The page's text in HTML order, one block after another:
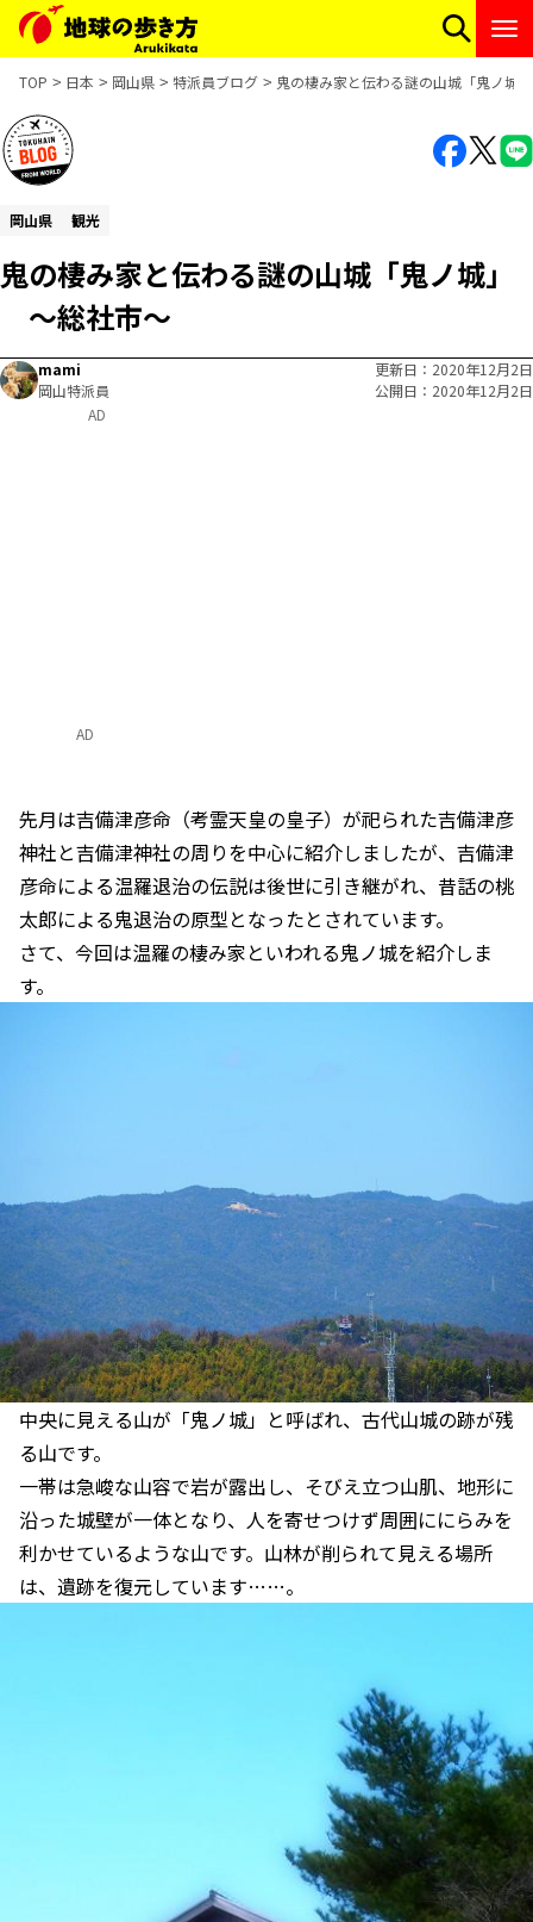
TOP 日本 岡山県 特派員ブログ 鬼の棲み家と伝わる謎の山城「鬼ノ城
岡山県 観光
鬼の棲み家と伝わる謎の山城「鬼ノ城」
～総社市～
mami
岡山特派員
更新日
2020年12月2日
公開日
2020年12月2日
AD
先月は吉備津彦命（考霊天皇の皇子）が祀られた吉備津彦
神社と吉備津神社の周りを中心に紹介しましたが、吉備津
彦命による温羅退治の伝説は後世に引き継がれ、昔話の桃
太郎による鬼退治の原型となったとされています。
さて、今回は温羅の棲み家といわれる鬼ノ城を紹介しま
す。
中央に見える山が「鬼ノ城」と呼ばれ、古代山城の跡が残
る山です。
一帯は急峻な山容で岩が露出し、そびえ立つ山肌、地形に
沿った城壁が一体となり、人を寄せつけず周囲ににらみを
利かせているような山です。山林が削られて見える場所
は、遺跡を復元しています……。
AD